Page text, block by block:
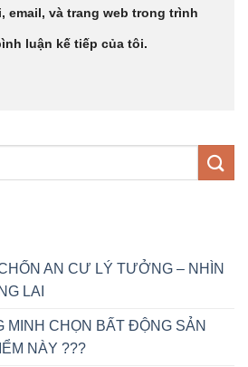
email, và trang web trong trình
luận kế tiếp của tôi.
AN CƯ LÝ TƯỞNG – NHÌN
LAI
MINH CHỌN BẤT ĐỘNG SẢN
NÀY ???